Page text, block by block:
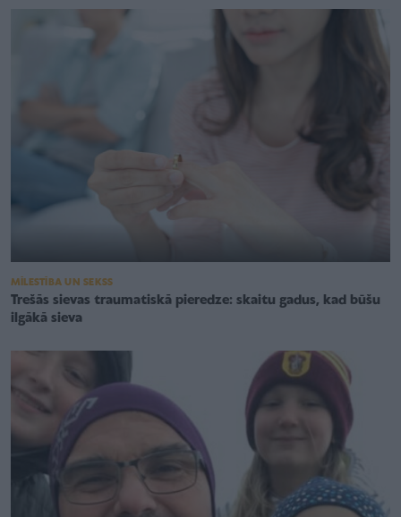
MĪLESTĪBA UN SEKSS
Trešās sievas traumatiskā pieredze: skaitu gadus, kad būšu
ilgākā sieva